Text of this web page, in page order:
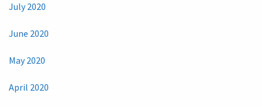
July 2020
June 2020
May 2020
April 2020